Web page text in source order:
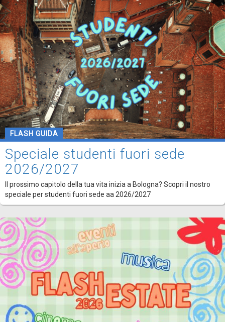
FLASH GUIDA
Speciale studenti fuori sede
2026/2027
Il prossimo capitolo della tua vita inizia a Bologna? Scopri il nostro
speciale per studenti fuori sede aa 2026/2027